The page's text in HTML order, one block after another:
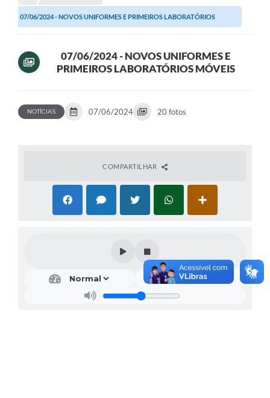
07/06/2024 - NOVOS UNIFORMES E PRIMEIROS LABORATÓRIOS
07/06/2024 - NOVOS UNIFORMES E
PRIMEIROS LABORATÓRIOS MÓVEIS
NOTÍCIAS 07/06/2024 20 fotos
COMPARTILHAR